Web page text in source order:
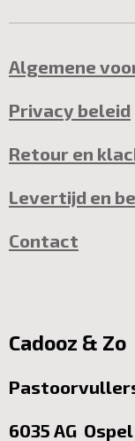
Algemene
Privacy beleid
Retour en
Levertijd en
Contact
Cadooz & Zo
6035 AG Ospel